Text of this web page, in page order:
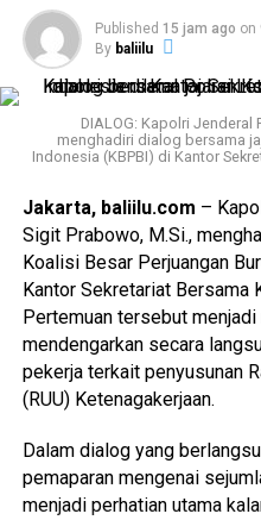
Published 15 jam ago on
By baliilu
DIALOG: Kapolri Jenderal
menghadiri dialog bersama
Indonesia (KBPBI) di Kantor
Jakarta, baliilu.com –
Sigit Prabowo, M.Si.,
Koalisi Besar Perjuangan
Kantor Sekretariat Bersama
Pertemuan tersebut
mendengarkan secara
pekerja terkait penyusunan
(RUU) Ketenagakerjaan.
Dalam dialog yang
pemaparan mengenai
menjadi perhatian utama